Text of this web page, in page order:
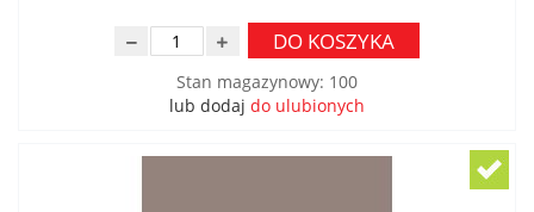
DO KOSZYKA
Stan magazynowy: 100
lub dodaj do ulubionych